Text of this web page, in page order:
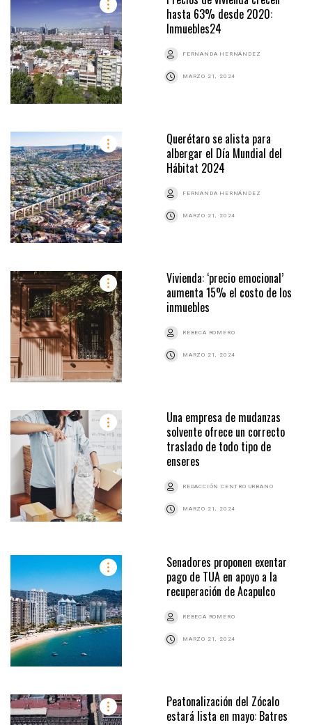
hasta 63% desde 2020:
Inmuebles24
FERNANDA HERNÁNDEZ
MARZO 21, 2024
Querétaro se alista para
albergar el Día Mundial del
Hábitat 2024
FERNANDA HERNÁNDEZ
MARZO 21, 2024
Vivienda: ‘precio emocional’
aumenta 15% el costo de los
inmuebles
REBECA ROMERO
MARZO 21, 2024
Una empresa de mudanzas
solvente ofrece un correcto
traslado de todo tipo de
enseres
REDACCIÓN CENTRO URBANO
MARZO 21, 2024
Senadores proponen exentar
pago de TUA en apoyo a la
recuperación de Acapulco
REBECA ROMERO
MARZO 21, 2024
Peatonalización del Zócalo
estará lista en mayo: Batres